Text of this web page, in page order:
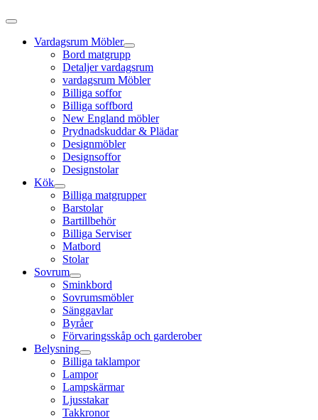
Vardagsrum Möbler
Bord matgrupp
Detaljer vardagsrum
vardagsrum Möbler
Billiga soffor
Billiga soffbord
New England möbler
Prydnadskuddar & Plädar
Designmöbler
Designsoffor
Designstolar
Kök
Billiga matgrupper
Barstolar
Bartillbehör
Billiga Serviser
Matbord
Stolar
Sovrum
Sminkbord
Sovrumsmöbler
Sänggavlar
Byråer
Förvaringsskåp och garderober
Belysning
Billiga taklampor
Lampor
Lampskärmar
Ljusstakar
Takkronor